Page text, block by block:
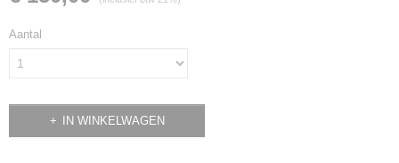
Aantal
IN WINKELWAGEN